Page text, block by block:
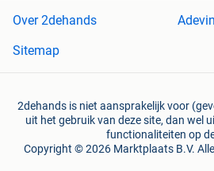
Over 2dehands
Sitemap
2dehands is niet aansprakelijk voor
uit het gebruik van deze site, dan wel
functionaliteiten op
Copyright © 2026 Marktplaats B.V.